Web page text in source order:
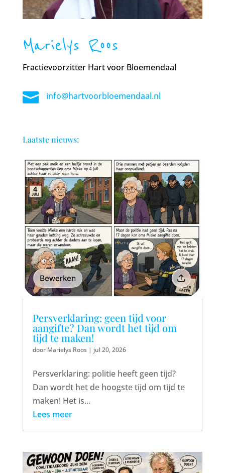
Marielys Roos
Fractievoorzitter Hart voor Bloemendaal
 info@hartvoorbloemendaal.nl
Laatste nieuws:
Persverklaring: geen tijd voor
aangifte? Dan wordt het tijd om
tijd te maken!
door Marielys Roos| jul 20, 2026
Persverklaring: politie heeft geen tijd?
Dan wordt het de hoogste tijd om tijd te
maken! Het is...
Lees meer